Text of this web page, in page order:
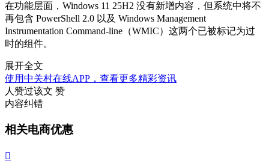
在功能层面，Windows 11 25H2 没有新增内容，但系统中将不
再包含 PowerShell 2.0 以及 Windows Management
Instrumentation Command-line（WMIC）这两个已被标记为过
时的组件。
展开全文
使用中关村在线APP，查看更多精彩资讯
人赞过该文 赞
内容纠错
相关电商优惠
